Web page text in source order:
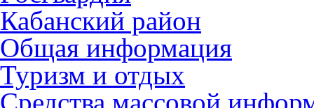
Кабанский район
Общая информация
Туризм и отдых